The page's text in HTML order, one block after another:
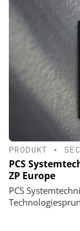
PRODUKT •
PCS
ZP Europe
PCS